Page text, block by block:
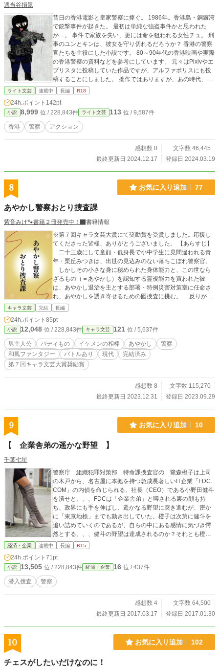
適当谷損気
昔日の香港電影と皇家警察に捧ぐ。 1986年。香港島・銅鑼湾
で銃撃事件が起きた。 最初は単純な強盗事件かと思われた
が…。 事件で家族を失い、更には命を狙われる女性チュ。 刑
事のユンとキンは、彼女を守り切れるだろうか？ 香港の警察
官たちを主役にした小説です。 80～90年代の香港映画や実際
の香港警察の資料などを参考にしています。 元々はPixivやエ
ブリスタに投稿していた作品ですが、アルファポリスにも投
稿することにしました。 拙作ではありますが、あの時代、ジ
ョン・ウー作品を始めとしたガンアクションや警察モノに熱
けるとありがたいです。
ライト文芸 連載中 長編 R18
24h.ポイント 142pt
小説 8,999 位 / 228,843件 ライト文芸 113 位 / 9,587件
香港 警察 アクション
感想数 0
文字数 46,445
最終更新日 2024.12.17
登録日 2024.03.19
8 お気に入り追加 77
あやかし警察おとり捜査課
紫音みけ🐾書籍２冊発売中！
書籍情報
※第７回キャラ文芸大賞にて奨励賞を受賞しました。応援し
てくださった皆様、ありがとうございました。 【あらすじ】
二十三歳にして童顔・低身長で小中学生に見間違われる青
年・栗丘みつきは、出世の見込みのない落ちこぼれ警察官。
しかしその小さな身に秘められた身体能力と、この世なら
ざるもの（＝あやかし）を認知する霊視能力を買われた彼
は、あやかし退治を主とする部署・特例災害対策室に任命さ
れ、あやかしを誘き寄せるための囮捜査に挑む。 反りが合
わない年下エリートの相棒と、狐面を被った怪しい上司と共
キャラ文芸 完結 長編
24h.ポイント 85pt
小説 12,048 位 / 228,843件 キャラ文芸 121 位 / 5,637件
男主人公 バディもの イケメンの相棒 あやかし
警察
和風ファンタジー
バトルあり 現代
完結済み
第７回キャラ文芸大賞奨励賞
感想数 8
文字数 115,270
最終更新日 2023.12.31
登録日 2023.09.29
9 お気に入り追加 10
【 企業舎弟の遥かな野望 】
千葉七星
警察庁 組織犯罪対策部 特命課捜査官の 鷺森橙子は上司
の木戸から、名古屋に本拠を持つ急成長著しいIT企業「FDC.
COM」の内偵を命じられる。社長（CEO）である小野田健斗
を潰せと、、、FDCは「企業舎弟」と噂される裏の顔も持
ち、政界にも手を伸ばし、遥かなる野望に突き進むが、密か
に「東京地検」までも動き出していた。橙子は次第に健斗を
追い詰めていくのであるが、自らの中にある感情に気づき愕
然とする、、、健斗の野望は達成されるのか？それとも橙子
が追い詰め潰すのか、、、 【原則週３回以
経済・企業 連載中 長編 R15
24h.ポイント 71pt
小説 13,505 位 / 228,843件 経済・企業 16 位 / 437件
潜入捜査 警察
感想数 4
文字数 64,500
最終更新日 2017.03.17
登録日 2017.01.30
10 お気に入り追加 102
チェスがしたいだけなのに！